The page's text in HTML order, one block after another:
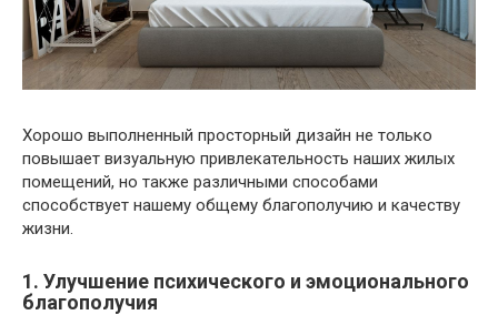
Хорошо выполненный просторный дизайн не только
повышает визуальную привлекательность наших жилых
помещений, но также различными способами
способствует нашему общему благополучию и качеству
жизни.
1. Улучшение психического и эмоционального
благополучия